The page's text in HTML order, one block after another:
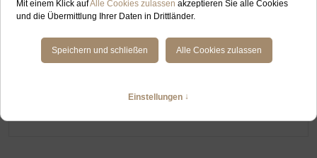
JUN
HEIRATEN ZU ZWEIT IN DEN ALLGÄUER BERGEN